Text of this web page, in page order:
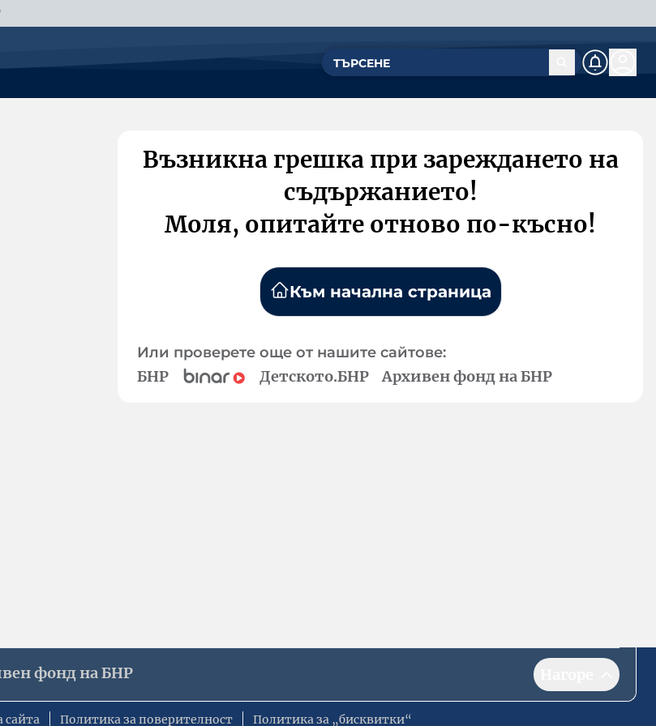
Възникна грешка при зареждането на
съдържанието!
Моля, опитайте отново по-късно!
Към начална страница
Или проверете още от нашите сайтове:
БНР Детското.БНР Архивен фонд на БНР
фонд на БНР
сайта Политика за поверителност Политика за „бисквитки“